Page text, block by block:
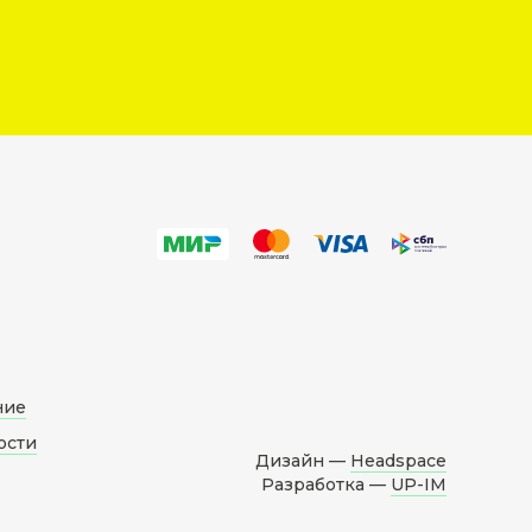
Дизайн — Headspace
Разработка — UP-IM